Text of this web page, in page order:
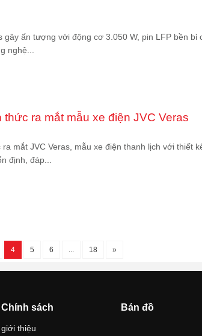
gây ấn tượng với động cơ 3.050 W, pin LFP bền bỉ
nghệ...
thức ra mắt mẫu xe điện JVC Veras
mắt JVC Veras, mẫu xe điện thanh lịch với thiết
định, đáp...
4 5 6 ... 18 »
Chính sách
giới thiệu
Bản đồ